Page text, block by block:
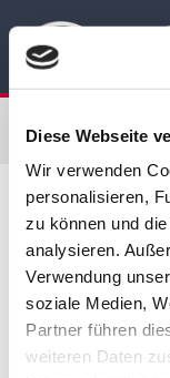
Diese Webseite
Wir verwenden
personalisieren,
zu können und
analysieren.
Verwendung
soziale Medien,
Partner führen
weiteren Daten